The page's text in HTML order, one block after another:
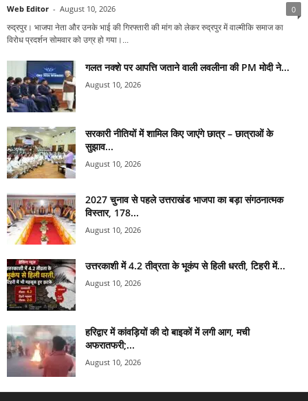
Web Editor - August 10, 2026 0
रुद्रपुर। भाजपा नेता और उनके भाई की गिरफ्तारी की मांग को लेकर रुद्रपुर में वाल्मीकि समाज का
विरोध प्रदर्शन सोमवार को उग्र हो गया।...
गलत नक्शे पर आपत्ति जताने वाली लवलीना की PM मोदी ने...
August 10, 2026
सरकारी नीतियों में शामिल किए जाएंगे छात्र – छात्राओं के
सुझाव...
August 10, 2026
2027 चुनाव से पहले उत्तराखंड भाजपा का बड़ा संगठनात्मक
विस्तार, 178...
August 10, 2026
उत्तरकाशी में 4.2 तीव्रता के भूकंप से हिली धरती, टिहरी में...
August 10, 2026
हरिद्वार में कांवड़ियों की दो बाइकों में लगी आग, मची
अफरातफरी;...
August 10, 2026